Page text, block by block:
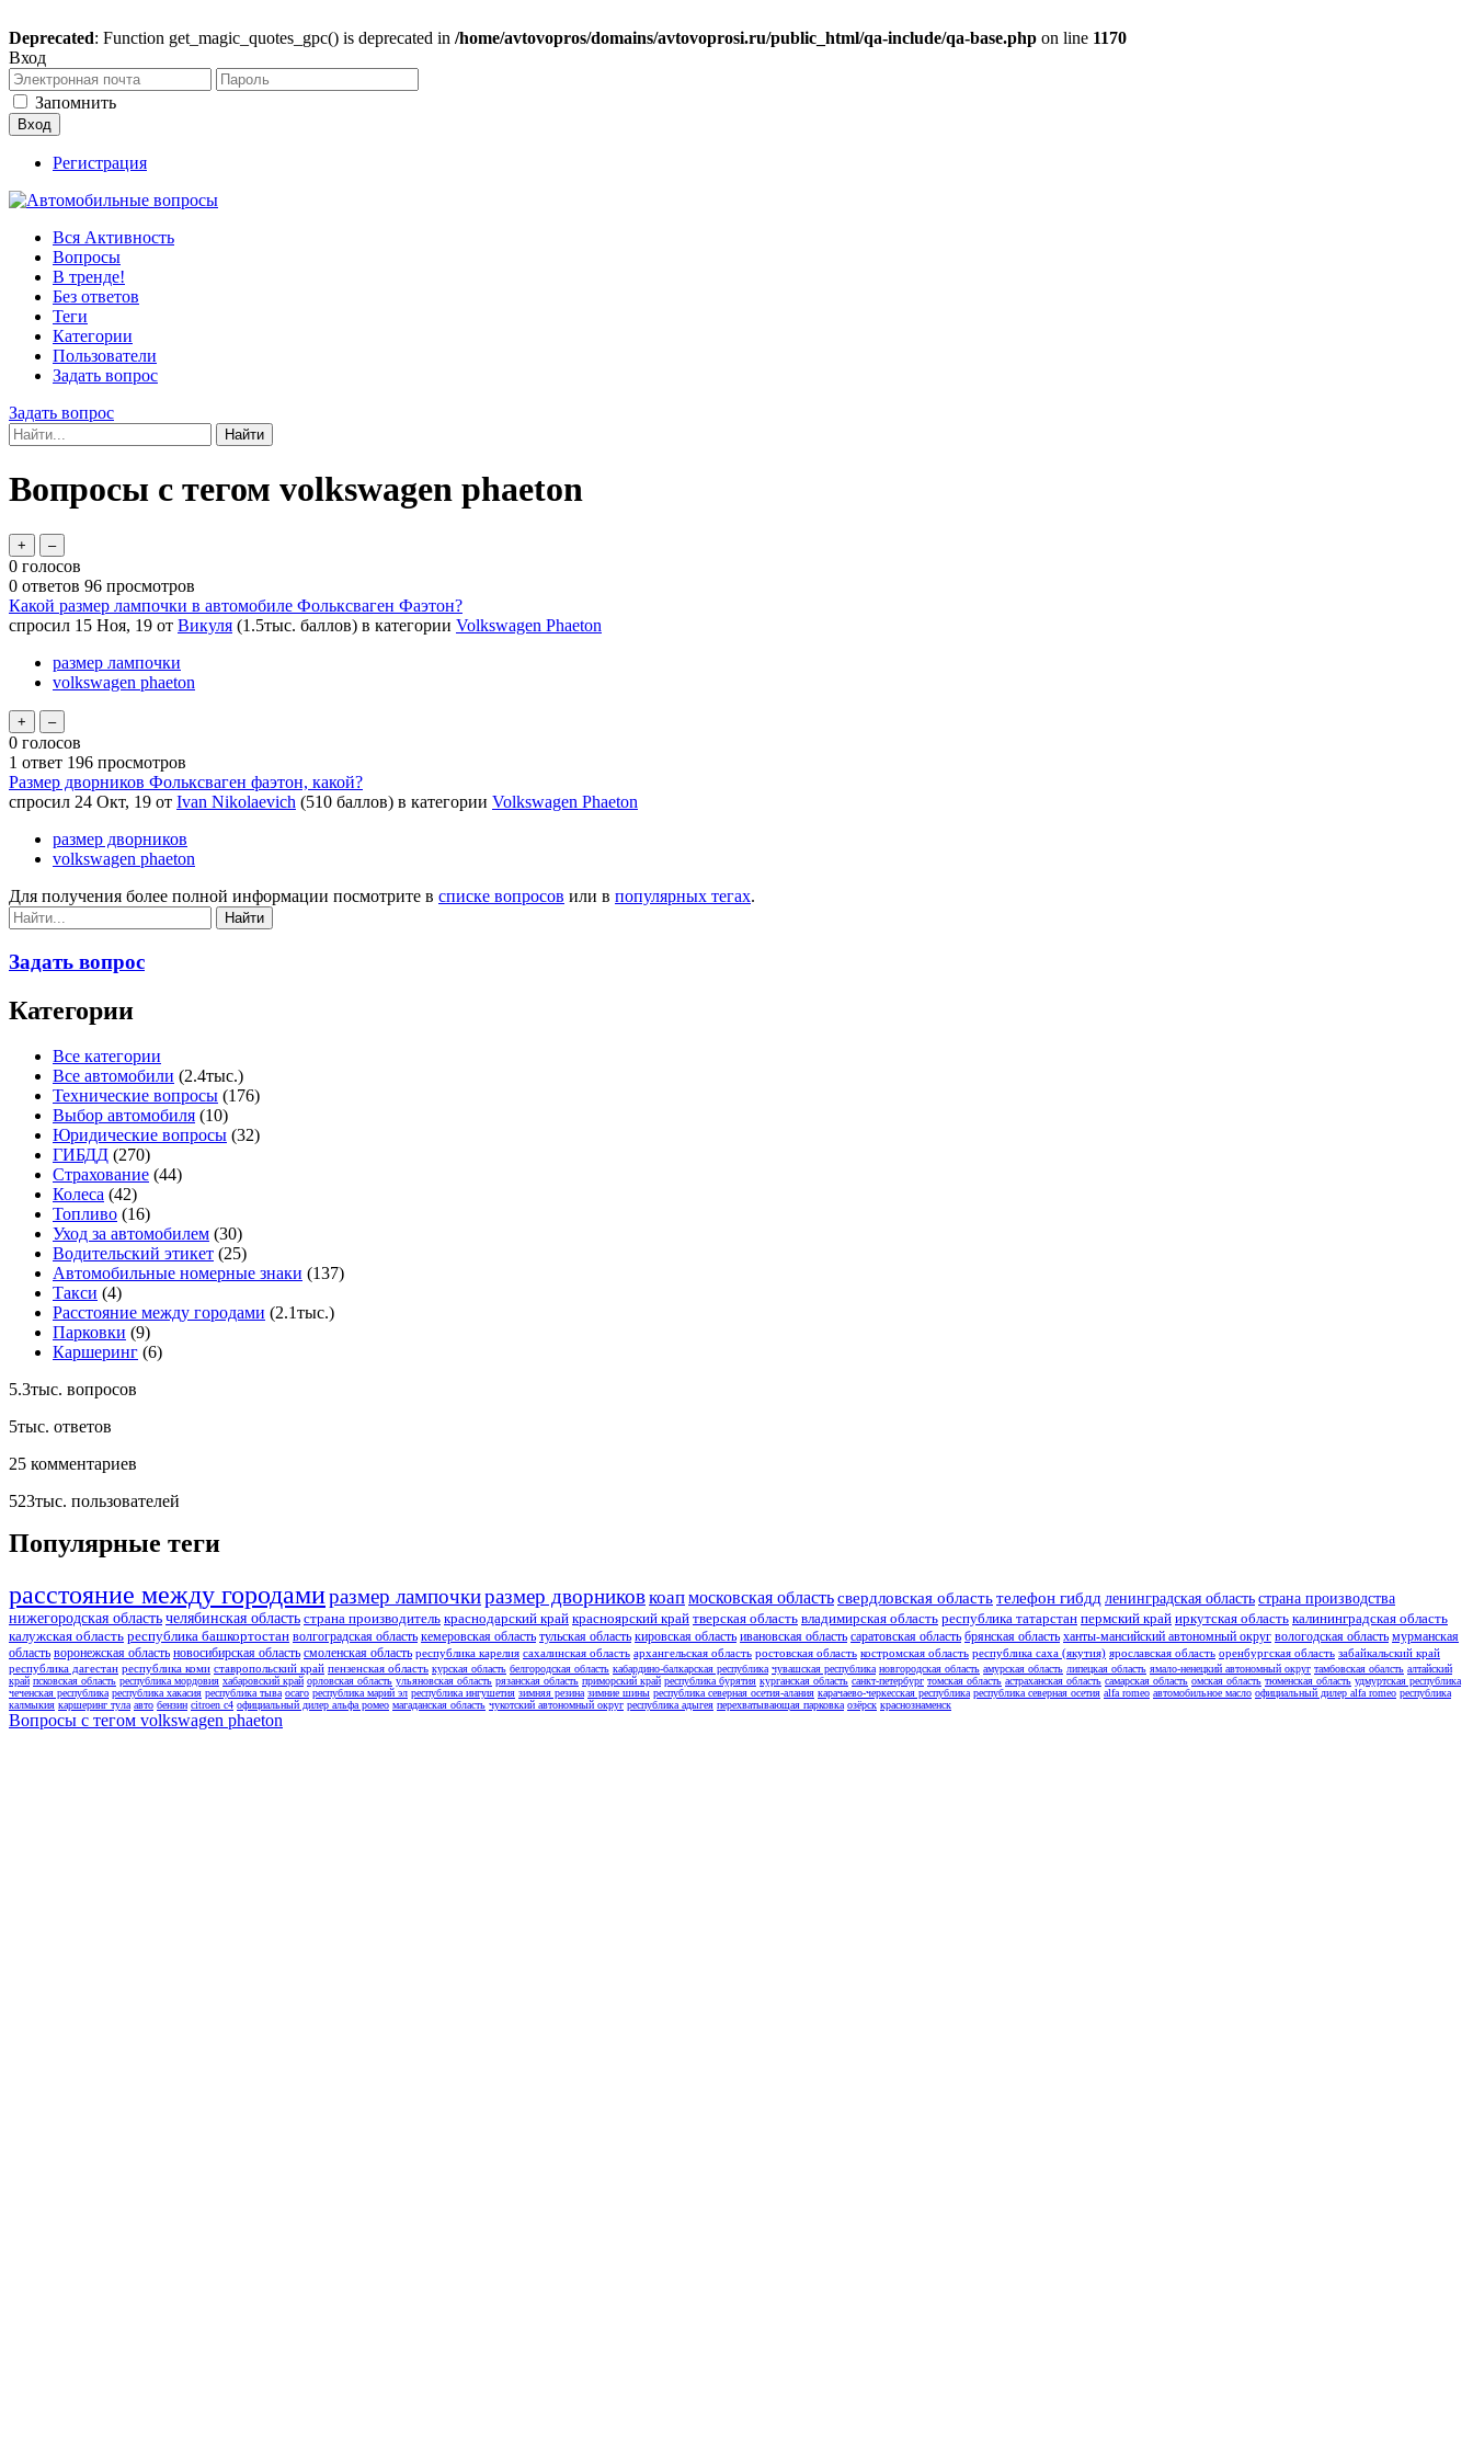
Deprecated: Function get_magic_quotes_gpc() is deprecated in /home/avtovopros/domains/avtovoprosi.ru/public_html/qa-include/qa-base.php on line 1170
Вход
Запомнить
Регистрация
Вся Активность
Вопросы
В тренде!
Без ответов
Теги
Категории
Пользователи
Задать вопрос
Задать вопрос
Вопросы с тегом volkswagen phaeton
0 голосов
0 ответов 96 просмотров
Какой размер лампочки в автомобиле Фольксваген Фаэтон?
спросил 15 Ноя, 19 от Викуля (1.5тыс. баллов) в категории Volkswagen Phaeton
размер лампочки
volkswagen phaeton
0 голосов
1 ответ 196 просмотров
Размер дворников Фольксваген фаэтон, какой?
спросил 24 Окт, 19 от Ivan Nikolaevich (510 баллов) в категории Volkswagen Phaeton
размер дворников
volkswagen phaeton
Для получения более полной информации посмотрите в списке вопросов или в популярных тегах.
Задать вопрос
Категории
Все категории
Все автомобили (2.4тыс.)
Технические вопросы (176)
Выбор автомобиля (10)
Юридические вопросы (32)
ГИБДД (270)
Страхование (44)
Колеса (42)
Топливо (16)
Уход за автомобилем (30)
Водительский этикет (25)
Автомобильные номерные знаки (137)
Такси (4)
Расстояние между городами (2.1тыс.)
Парковки (9)
Каршеринг (6)
5.3тыс. вопросов
5тыс. ответов
25 комментариев
523тыс. пользователей
Популярные теги
расстояние между городамиразмер лампочкиразмер дворниковкоапмосковская областьсвердловская областьтелефон гибдд ленинградская область страна производства
нижегородская область челябинская область страна производитель краснодарский край красноярский край тверская область владимирская область республика татарстан пермский край иркутская область калининградская область
калужская область республика башкортостан волгоградская область кемеровская область тульская область кировская область ивановская область саратовская область брянская область ханты-мансийский автономный округ вологодская область мурманская
область воронежская область новосибирская область смоленская область республика карелия сахалинская область архангельская область ростовская область костромская область республика саха (якутия) ярославская область оренбургская область забайкальский край
республика дагестан республика коми ставропольский край пензенская область курская область белгородская область кабардино-балкарская республика чувашская республика новгородская область амурская область липецкая область ямало-ненецкий автономный округ тамбовская обалсть алтайский
край псковская область республика мордовия хабаровский край орловская область ульяновская область рязанская область приморский край республика бурятия курганская область санкт-петербург томская область астраханская область самарская область омская область тюменская область удмуртская республика
чеченская республика республика хакасия республика тыва осаго республика марий эл республика ингушетия зимняя резина зимние шины республика северная осетия-алания карачаево-черкесская республика республика северная осетия alfa romeo автомобильное масло официальный дилер alfa romeo республика
калмыкия каршеринг тула авто бензин citroen c4 официальный дилер альфа ромео магаданская область чукотский автономный округ республика адыгея перехватывающая парковка озёрск краснознаменск
Вопросы с тегом volkswagen phaeton